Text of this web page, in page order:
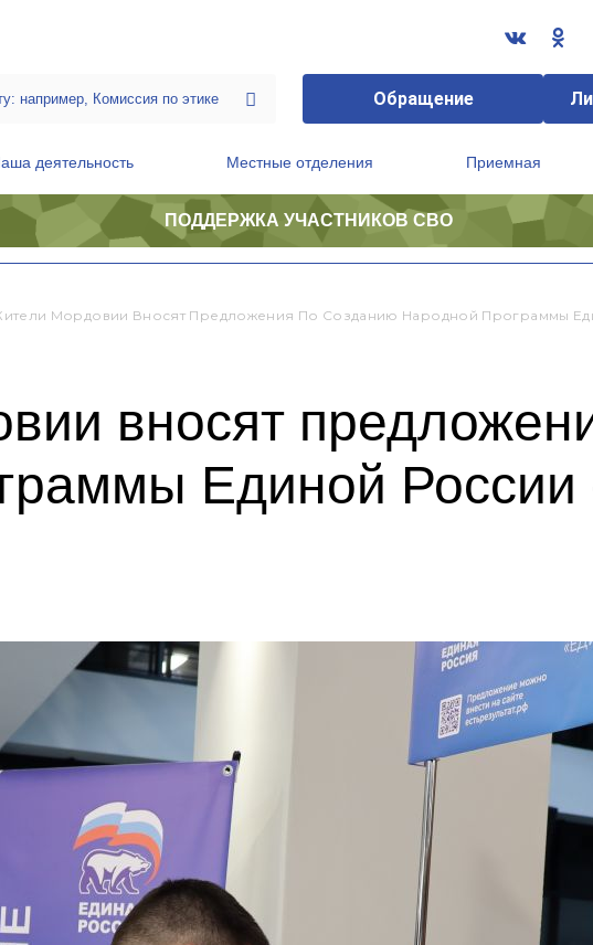
Обращение
деятельность Местные отделения Приемная
ПОДДЕРЖКА УЧАСТНИКОВ СВО
Мордовии Вносят Предложения По Созданию Народной Программы
вносят
Единой России